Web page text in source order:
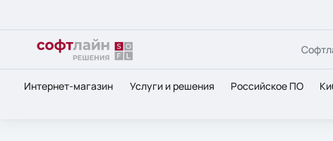
Интернет-магазин Услуги и решения Российское ПО